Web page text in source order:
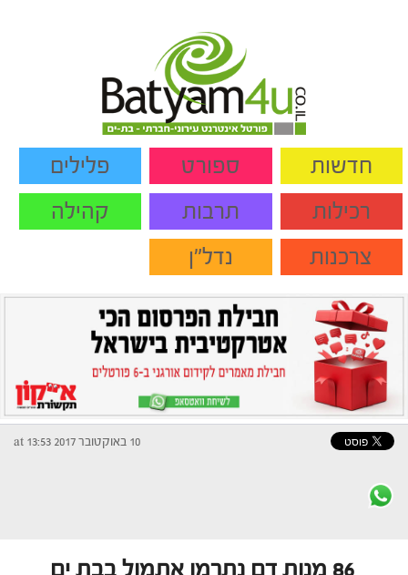
חדשות ספורט
פלילים
רכילות
תרבות
קהילה
צרכנות
נדל"ן
10 באוקטובר 2017 at 13:53